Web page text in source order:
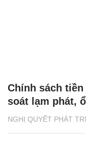
NGHỊ QUYẾT PHÁT
Chính sách
soát lạm phát,